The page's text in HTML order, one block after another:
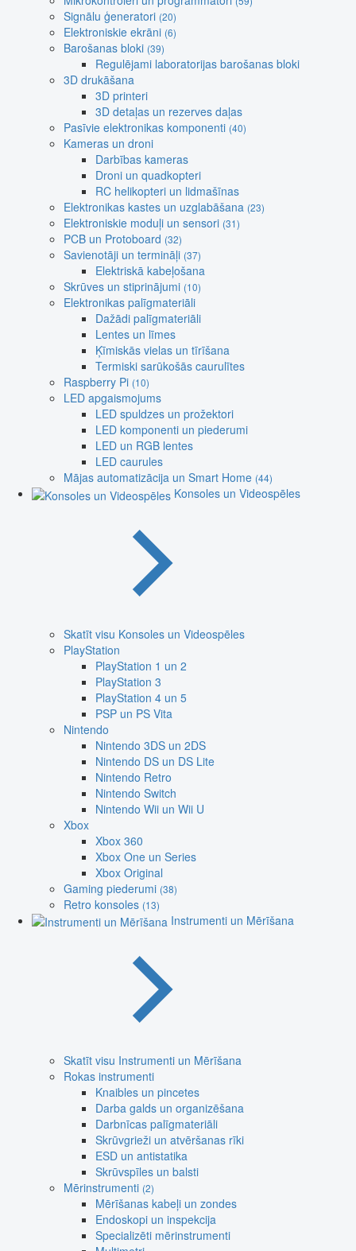
Signālu ģeneratori (20)
Elektroniskie ekrāni (6)
Barošanas bloki (39)
Regulējami laboratorijas barošanas bloki
3D drukāšana
3D printeri
3D detaļas un rezerves daļas
Pasīvie elektronikas komponenti (40)
Kameras un droni
Darbības kameras
Droni un quadkopteri
RC helikopteri un lidmašīnas
Elektronikas kastes un uzglabāšana (23)
Elektroniskie moduļi un sensori (31)
PCB un Protoboard (32)
Savienotāji un termināļi (37)
Elektriskā kabeļošana
Skrūves un stiprinājumi (10)
Elektronikas palīgmateriāli
Dažādi palīgmateriāli
Lentes un līmes
Ķīmiskās vielas un tīrīšana
Termiski sarūkošās caurulītes
Raspberry Pi (10)
LED apgaismojums
LED spuldzes un prožektori
LED komponenti un piederumi
LED un RGB lentes
LED caurules
Mājas automatizācija un Smart Home (44)
Konsoles un Videospēles
Skatīt visu Konsoles un Videospēles
PlayStation
PlayStation 1 un 2
PlayStation 3
PlayStation 4 un 5
PSP un PS Vita
Nintendo
Nintendo 3DS un 2DS
Nintendo DS un DS Lite
Nintendo Retro
Nintendo Switch
Nintendo Wii un Wii U
Xbox
Xbox 360
Xbox One un Series
Xbox Original
Gaming piederumi (38)
Retro konsoles (13)
Instrumenti un Mērīšana
Skatīt visu Instrumenti un Mērīšana
Rokas instrumenti
Knaibles un pincetes
Darba galds un organizēšana
Darbnīcas palīgmateriāli
Skrūvgrieži un atvēršanas rīki
ESD un antistatika
Skrūvspīles un balsti
Mērinstrumenti (2)
Mērīšanas kabeļi un zondes
Endoskopi un inspekcija
Specializēti mērinstrumenti